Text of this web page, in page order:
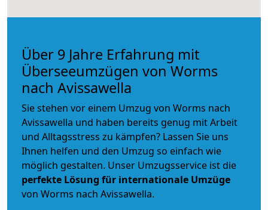
Über 9 Jahre Erfahrung mit
Überseeumzügen von Worms
nach Avissawella
Sie stehen vor einem Umzug von Worms nach
Avissawella und haben bereits genug mit Arbeit
und Alltagsstress zu kämpfen? Lassen Sie uns
Ihnen helfen und den Umzug so einfach wie
möglich gestalten. Unser Umzugsservice ist die
perfekte Lösung für internationale Umzüge
von Worms nach Avissawella.